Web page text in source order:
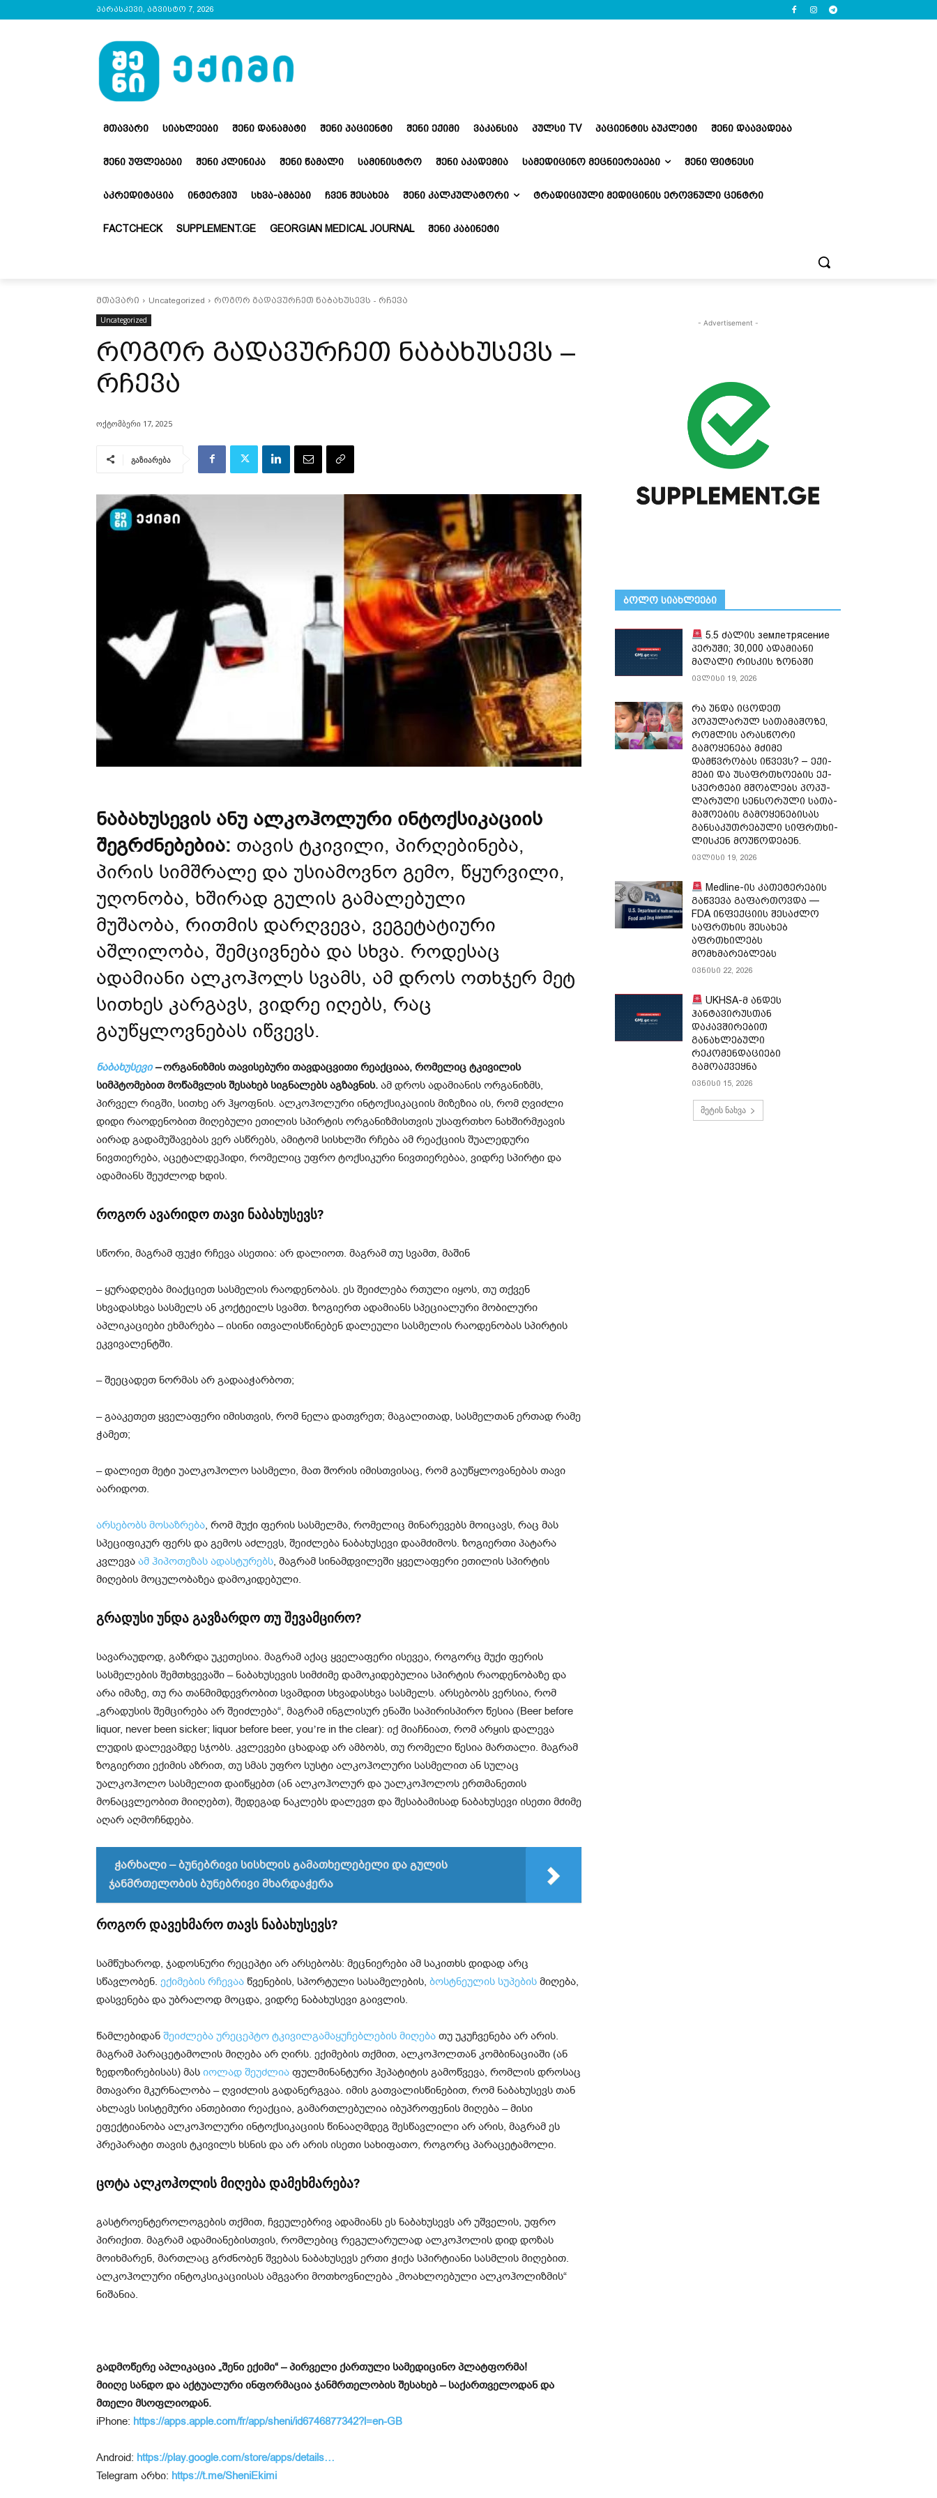
პარასკევი, აგვისტო 7, 2026
ᲛᲗᲐᲕᲐᲠᲘ ᲡᲘᲐᲮᲚᲔᲔᲑᲘ ᲨᲔᲜᲘ ᲓᲐᲜᲐᲛᲐᲢᲘ ᲨᲔᲜᲘ ᲞᲐᲪᲘᲔᲜᲢᲘ ᲨᲔᲜᲘ ᲔᲥᲘᲛᲘ ᲕᲐᲙᲐᲜᲡᲘᲐ ᲞᲣᲚᲡᲘ TV ᲞᲐᲪᲘᲔᲜᲢᲘᲡ ᲑᲣᲙᲚᲔᲢᲘ ᲨᲔᲜᲘ ᲓᲐᲐᲕᲐᲓᲔᲑᲐ
ᲨᲔᲜᲘ ᲣᲤᲚᲔᲑᲔᲑᲘ ᲨᲔᲜᲘ ᲙᲚᲘᲜᲘᲙᲐ ᲨᲔᲜᲘ ᲬᲐᲛᲐᲚᲘ ᲡᲐᲛᲘᲜᲘᲡᲢᲠᲝ ᲨᲔᲜᲘ ᲐᲙᲐᲓᲔᲛᲘᲐ ᲡᲐᲛᲔᲓᲘᲪᲘᲜᲝ ᲛᲔᲪᲜᲘᲔᲠᲔᲑᲔᲑᲘ ᲨᲔᲜᲘ ᲤᲘᲢᲜᲔᲡᲘ
ᲐᲙᲠᲔᲓᲘᲢᲐᲪᲘᲐ ᲘᲜᲢᲔᲠᲕᲘᲣ ᲡᲮᲕᲐ-ᲐᲛᲑᲔᲑᲘ ᲩᲕᲔᲜ ᲨᲔᲡᲐᲮᲔᲑ ᲨᲔᲜᲘ ᲙᲐᲚᲙᲣᲚᲐᲢᲝᲠᲘ ᲢᲠᲐᲓᲘᲪᲘᲣᲚᲘ ᲛᲔᲓᲘᲪᲘᲜᲘᲡ ᲔᲠᲝᲕᲜᲣᲚᲘ ᲪᲔᲜᲢᲠᲘ
FACTCHECK SUPPLEMENT.GE GEORGIAN MEDICAL JOURNAL ᲨᲔᲜᲘ ᲙᲐᲑᲘᲜᲔᲢᲘ
მთავარი Uncategorized
როგორ გადავურჩეთ ნაბახუსევს - რჩევა
Uncategorized
როგორ გადავურჩეთ ნაბახუსევს –
რჩევა
ოქტომბერი 17, 2025
გაზიარება
ნაბახუსევის ანუ ალკოჰოლური ინტოქსიკაციის
შეგრძნებებია: თავის ტკივილი, პირღებინება,
პირის სიმშრალე და უსიამოვნო გემო, წყურვილი,
უღონობა, ხშირად გულის გამალებული
მუშაობა, რითმის დარღვევა, ვეგეტატიური
აშლილობა, შემცივნება და სხვა. როდესაც
ადამიანი ალკოჰოლს სვამს, ამ დროს ოთხჯერ მეტ
სითხეს კარგავს, ვიდრე იღებს, რაც
გაუწყლოვნებას იწვევს.
ნაბახუსევი–ორგანიზმის თავისებური თავდაცვითი რეაქციაა, რომელიც ტკივილის
სიმპტომებით მოწამვლის შესახებ სიგნალებს აგზავნის. ამ დროს ადამიანის ორგანიზმს,
პირველ რიგში, სითხე არ ჰყოფნის. ალკოჰოლური ინტოქსიკაციის მიზეზია ის, რომ ღვიძლი
დიდი რაოდენობით მიღებული ეთილის სპირტის ორგანიზმისთვის უსაფრთხო ნახშირმჟავის
აირად გადამუშავებას ვერ ასწრებს, ამიტომ სისხლში რჩება ამ რეაქციის შუალედური
ნივთიერება, აცეტალდეჰიდი, რომელიც უფრო ტოქსიკური ნივთიერებაა, ვიდრე სპირტი და
ადამიანს შეუძლოდ ხდის.
როგორ ავარიდო თავი ნაბახუსევს?
სწორი, მაგრამ ფუჭი რჩევა ასეთია: არ დალიოთ. მაგრამ თუ სვამთ, მაშინ
– ყურადღება მიაქციეთ სასმელის რაოდენობას. ეს შეიძლება რთული იყოს, თუ თქვენ
სხვადასხვა სასმელს ან კოქტეილს სვამთ. ზოგიერთ ადამიანს სპეციალური მობილური
აპლიკაციები ეხმარება – ისინი ითვალისწინებენ დალეული სასმელის რაოდენობას სპირტის
ეკვივალენტში.
– შეეცადეთ ნორმას არ გადააჭარბოთ;
– გააკეთეთ ყველაფერი იმისთვის, რომ ნელა დათვრეთ; მაგალითად, სასმელთან ერთად რამე
ჭამეთ;
– დალიეთ მეტი უალკოჰოლო სასმელი, მათ შორის იმისთვისაც, რომ გაუწყლოვანებას თავი
აარიდოთ.
არსებობს მოსაზრება, რომ მუქი ფერის სასმელმა, რომელიც მინარევებს მოიცავს, რაც მას
სპეციფიკურ ფერს და გემოს აძლევს, შეიძლება ნაბახუსევი დაამძიმოს. ზოგიერთი პატარა
კვლევა ამ ჰიპოთეზას ადასტურებს, მაგრამ სინამდვილეში ყველაფერი ეთილის სპირტის
მიღების მოცულობაზეა დამოკიდებული.
გრადუსი უნდა გავზარდო თუ შევამცირო?
სავარაუდოდ, გაზრდა უკეთესია. მაგრამ აქაც ყველაფერი ისევეა, როგორც მუქი ფერის
სასმელების შემთხვევაში – ნაბახუსევის სიმძიმე დამოკიდებულია სპირტის რაოდენობაზე და
არა იმაზე, თუ რა თანმიმდევრობით სვამდით სხვადასხვა სასმელს. არსებობს ვერსია, რომ
„გრადუსის შემცირება არ შეიძლება“, მაგრამ ინგლისურ ენაში საპირისპირო წესია (Beer before
liquor, never been sicker; liquor before beer, youʼre in the clear): იქ მიაჩნიათ, რომ არყის დალევა
ლუდის დალევამდე სჯობს. კვლევები ცხადად არ ამბობს, თუ რომელი წესია მართალი. მაგრამ
ზოგიერთი ექიმის აზრით, თუ სმას უფრო სუსტი ალკოჰოლური სასმელით ან სულაც
უალკოჰოლო სასმელით დაიწყებთ (ან ალკოჰოლურ და უალკოჰოლოს ერთმანეთის
მონაცვლეობით მიიღებთ), შედეგად ნაკლებს დალევთ და შესაბამისად ნაბახუსევი ისეთი მძიმე
აღარ აღმოჩნდება.
ჭარხალი – ბუნებრივი სისხლის გამათხელებელი და გულის
ჯანმრთელობის ბუნებრივი მხარდაჭერა
როგორ დავეხმარო თავს ნაბახუსევს?
სამწუხაროდ, ჯადოსნური რეცეპტი არ არსებობს: მეცნიერები ამ საკითხს დიდად არც
სწავლობენ. ექიმების რჩევაა წვენების, სპორტული სასამელების, ბოსტნეულის სუპების მიღება,
დასვენება და უბრალოდ მოცდა, ვიდრე ნაბახუსევი გაივლის.
წამლებიდან შეიძლება ურეცეპტო ტკივილგამაყუჩებლების მიღება თუ უკუჩვენება არ არის.
მაგრამ პარაცეტამოლის მიღება არ ღირს. ექიმების თქმით, ალკოჰოლთან კომბინაციაში (ან
ზედოზირებისას) მას იოლად შეუძლია ფულმინანტური ჰეპატიტის გამოწვევა, რომლის დროსაც
მთავარი მკურნალობა – ღვიძლის გადანერგვაა. იმის გათვალისწინებით, რომ ნაბახუსევს თან
ახლავს სისტემური ანთებითი რეაქცია, გამართლებულია იბუპროფენის მიღება – მისი
ეფექტიანობა ალკოჰოლური ინტოქსიკაციის წინააღმდეგ შესწავლილი არ არის, მაგრამ ეს
პრეპარატი თავის ტკივილს ხსნის და არ არის ისეთი სახიფათო, როგორც პარაცეტამოლი.
ცოტა ალკოჰოლის მიღება დამეხმარება?
გასტროენტეროლოგების თქმით, ჩვეულებრივ ადამიანს ეს ნაბახუსევს არ უშველის, უფრო
პირიქით. მაგრამ ადამიანებისთვის, რომლებიც რეგულარულად ალკოჰოლის დიდ დოზას
მოიხმარენ, მართლაც გრძნობენ შვებას ნაბახუსევს ერთი ჭიქა სპირტიანი სასმლის მიღებით.
ალკოჰოლური ინტოკსიკაციისას ამგვარი მოთხოვნილება „მოახლოებული ალკოჰოლიზმის“
ნიშანია.
გადმოწერე აპლიკაცია „შენი ექიმი“ – პირველი ქართული სამედიცინო პლატფორმა!
მიიღე სანდო და აქტუალური ინფორმაცია ჯანმრთელობის შესახებ – საქართველოდან და
მთელი მსოფლიოდან.
iPhone: https://apps.apple.com/fr/app/sheni/id6746877342?l=en-GB
Android: https://play.google.com/store/apps/details…
Telegram არხი: https://t.me/SheniEkimi
- Advertisement -
ᲑᲝᲚᲝ ᲡᲘᲐᲮᲚᲔᲔᲑᲘ
5.5 ძალის землетрясение
პერუში; 30,000 ადამიანი
მაღალი რისკის ზონაში
ივლისი 19, 2026
რა უნდა იცოდეთ
პოპულარულ სათამაშოზე,
რომლის არასწორი
გამოყენება მძიმე
დამწვრობას იწვევს? – ექი­
მე­ბი და უსაფრ­თხო­ე­ბის ექ­
სპერ­ტე­ბი მშობ­ლებს პო­პუ­
ლა­რუ­ლი სენ­სო­რუ­ლი სა­თა­
მა­შო­ე­ბის გა­მო­ყე­ნე­ბი­სას
გან­სა­კუთ­რე­ბუ­ლი სიფრ­თხი­
ლის­კენ მო­უ­წო­დე­ბენ.
ივლისი 19, 2026
Medline-ის კათეტერების
გაწვევა გაფართოვდა —
FDA ინფექციის შესაძლო
საფრთხის შესახებ
აფრთხილებს
მომხმარებლებს
ივნისი 22, 2026
UKHSA-მ ანდეს
ჰანტავირუსთან
დაკავშირებით
განახლებული
რეკომენდაციები
გამოაქვეყნა
ივნისი 15, 2026
მეტის ნახვა